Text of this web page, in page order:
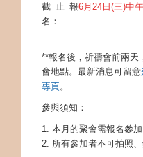
截止報
名：
6月24日(三)中
**報名後，祈禱會前兩天
會地點。最新消息可留意
專頁 。
參與須知：
1. 本月的聚會需報名參加
2. 所有參加者不可拍照